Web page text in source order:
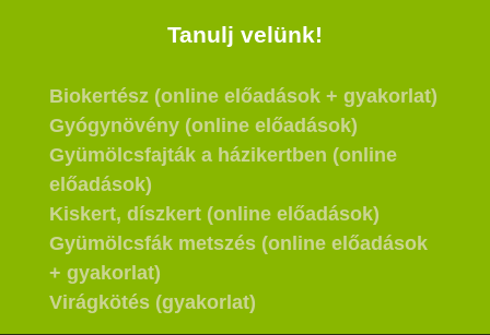
Tanulj velünk!
Biokertész (online előadások + gyakorlat)
Gyógynövény (online előadások)
Gyümölcsfajták a házikertben (online
előadások)
Kiskert, díszkert (online előadások)
Gyümölcsfák metszés (online előadások
+ gyakorlat)
Virágkötés (gyakorlat)